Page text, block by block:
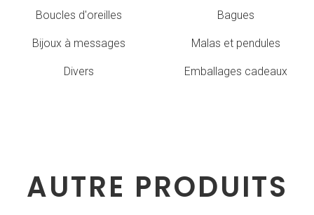
Boucles d'oreilles Bagues
Bijoux à messages Malas et pendules
Divers Emballages cadeaux
AUTRE PRODUITS